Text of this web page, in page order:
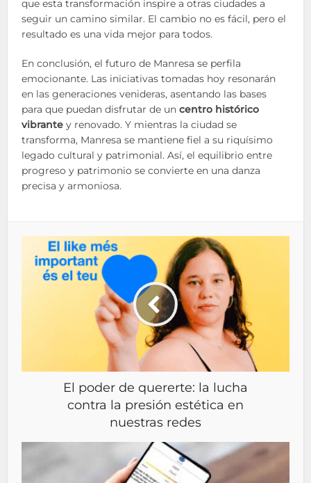
que esta transformación inspire a otras ciudades a
seguir un camino similar. El cambio no es fácil, pero el
resultado es una vida mejor para todos.
En conclusión, el futuro de Manresa se perfila
emocionante. Las iniciativas tomadas hoy resonarán
en las generaciones venideras, asentando las bases
para que puedan disfrutar de uncentro histórico
vibrante y renovado. Y mientras la ciudad se
transforma, Manresa se mantiene fiel a su riquísimo
legado cultural y patrimonial. Así, el equilibrio entre
progreso y patrimonio se convierte en una danza
precisa y armoniosa.
El poder de quererte: la lucha
contra la presión estética en
nuestras redes